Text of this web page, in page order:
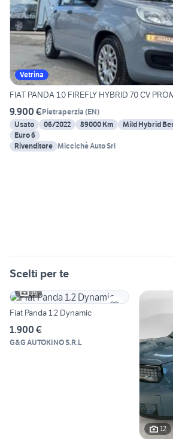
Vetrina
FIAT PANDA 1.0 FIREFLY HYBRID 70 CV
9.900 €Pietraperzia (EN)
Usato
06/2022 89000 Km Mild Hybrid
Euro 6
Rivenditore Miccichè Auto Srl
Scelti per te
15
Fiat Panda 1.2 Dynamic
1.900 €
G&G AUTOKINO S.R.L
12